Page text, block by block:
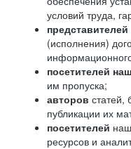
условий труда,
представителей
(исполнения)
посетителей
им пропуска;
авторов статей,
публикации их
посетителей
ресурсов и